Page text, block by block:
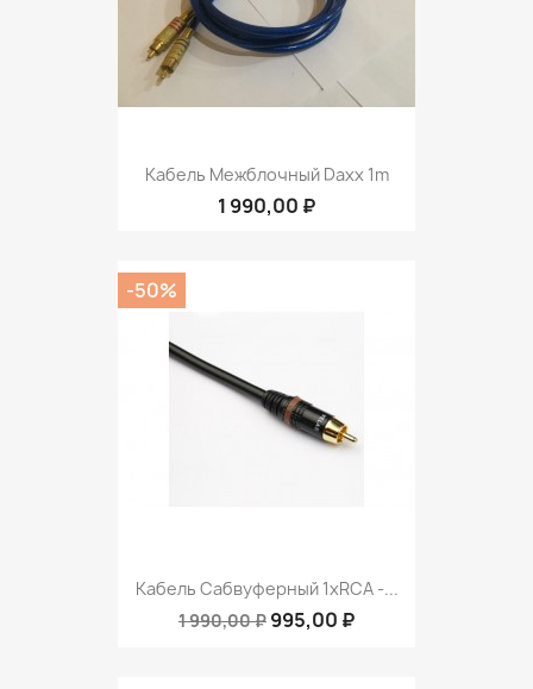
Кабель Межблочный Daxx 1m
1 990,00 ₽
Кабель Сабвуферный 1xRCA -...
1 990,00 ₽ 995,00 ₽
-50%